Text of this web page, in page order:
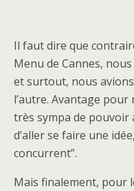
Il faut dire que
Menu de Cannes,
et surtout, nous
l’autre. Avantage pour
très sympa de pouvoir
d’aller se faire une
concurrent”.
Mais finalement, pour